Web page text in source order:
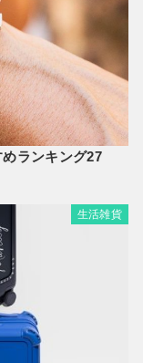
めランキング27
生活雑貨